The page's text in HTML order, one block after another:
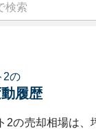
2の
履歴
2の売却相場は、